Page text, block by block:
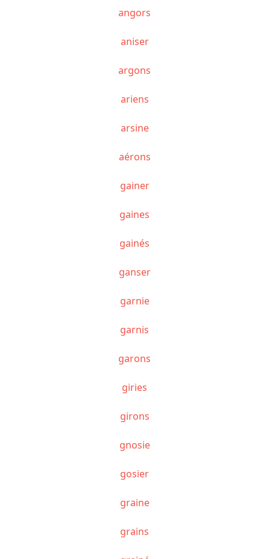
angors
aniser
argons
ariens
arsine
aérons
gainer
gaines
gainés
ganser
garnie
garnis
garons
giries
girons
gnosie
gosier
graine
grains